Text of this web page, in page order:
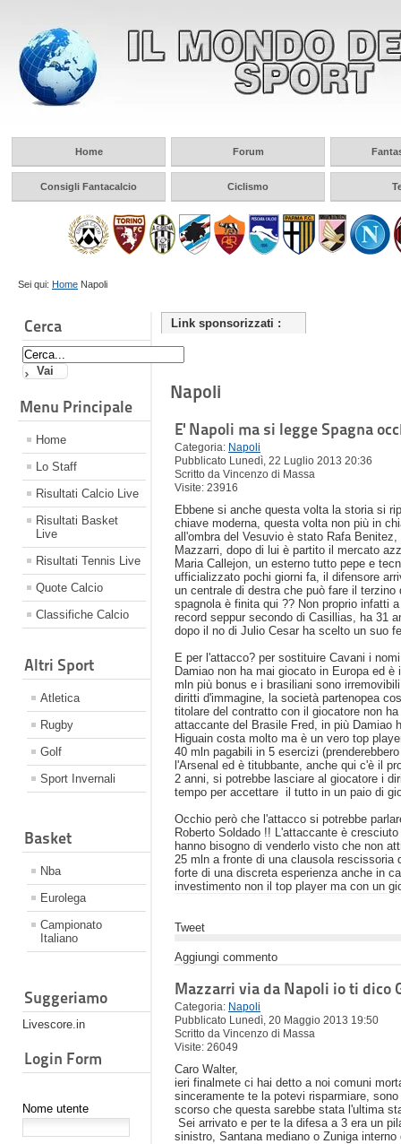
Home Forum
Consigli Fantacalcio Ciclismo
Sei qui: Home Napoli
Cerca
Menu Principale
Home
Lo Staff
Risultati Calcio Live
Risultati Basket
Live
Risultati Tennis Live
Quote Calcio
Classifiche Calcio
Altri Sport
Atletica
Rugby
Golf
Sport Invernali
Basket
Nba
Eurolega
Campionato
Italiano
Suggeriamo
Livescore.in
Login Form
Nome utente
Link sponsorizzati :
Napoli
E' Napoli ma si legge Spagna
Categoria: Napoli
Pubblicato Lunedì, 22 Luglio 2013 20:36
Scritto da Vincenzo di Massa
Visite: 23916
Ebbene si anche questa volta la storia si
chiave moderna, questa volta non più in
all'ombra del Vesuvio è stato Rafa
Mazzarri, dopo di lui è partito il mercato
Maria Callejon, un esterno tutto pepe e
ufficializzato pochi giorni fa, il difensore
un centrale di destra che può fare il
spagnola è finita qui ?? Non proprio infatti
record seppur secondo di Casillias, ha 31
dopo il no di Julio Cesar ha scelto un suo
E per l'attacco? per sostituire Cavani i
Damiao non ha mai giocato in Europa ed
mln più bonus e i brasiliani sono
diritti d'immagine, la società partenopea
titolare del contratto con il giocatore non
attaccante del Brasile Fred, in più Damiao
Higuain costa molto ma è un vero top
40 mln pagabili in 5 esercizi
l'Arsenal ed è titubbante, anche qui c'è il
2 anni, si potrebbe lasciare al giocatore i
tempo per accettare il tutto in un paio di
Occhio però che l'attacco si potrebbe
Roberto Soldado !! L'attaccante è
hanno bisogno di venderlo visto che non
25 mln a fronte di una clausola rescissoria
forte di una discreta esperienza anche in
investimento non il top player ma con un
Tweet
Aggiungi commento
Mazzarri via da Napoli io ti
Categoria: Napoli
Pubblicato Lunedì, 20 Maggio 2013 19:50
Scritto da Vincenzo di Massa
Visite: 26049
Caro Walter,
ieri finalmete ci hai detto a noi comuni
sinceramente te la potevi risparmiare,
scorso che questa sarebbe stata l'ultima
Sei arrivato e per te la difesa a 3 era un
sinistro, Santana mediano o Zuniga